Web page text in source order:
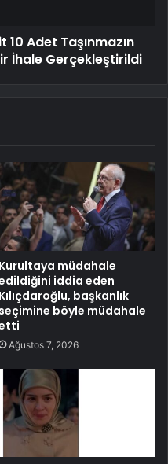
Adet Taşınmazın
İhale Gerçekleştirildi
Kurultaya müdahale
iddia eden
Kılıçdaroğlu, başkanlık
seçimine böyle müdahale
Ağustos 7, 2026